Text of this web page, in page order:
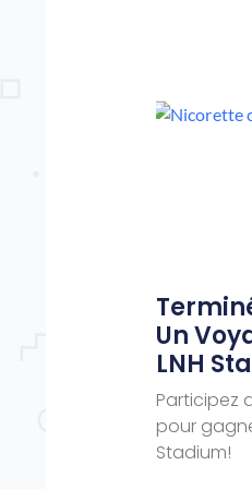
Un
LNH
Participez
pour
Stadium!